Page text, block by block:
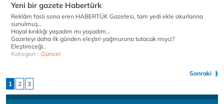
Yeni bir gazete Habertürk
Reklâm faslı sona eren HABERTÜK Gazetesi, tam yedi ekle okurlarına
sunulmuş…
Hayal kırıklığı yaşadım mı yaşadım…
Gazeteyi daha ilk günden eleştiri yağmuruna tutacak mıyız?
Eleştireceği..
Kategori : Güncel
Sonraki
1
2 3